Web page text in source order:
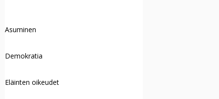
Asuminen
Demokratia
Eläinten oikeudet